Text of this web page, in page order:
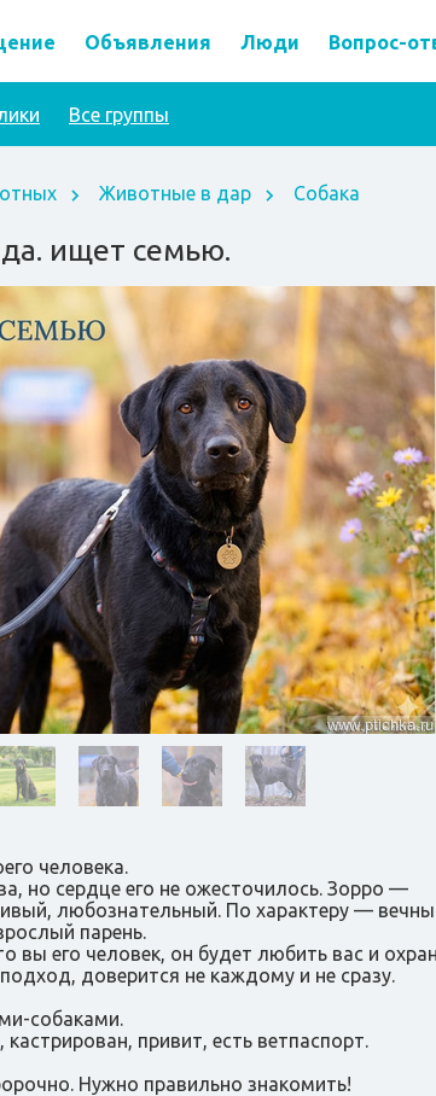
Объявления Люди Вопрос-
Все группы
Животные в дар Собака
ищет семью.
человека.
но сердце его не ожесточилось. Зорро —
любознательный. По характеру —
парень.
вы его человек, он будет любить вас и
доверится не каждому и не сразу.
собаками.
кастрирован, привит, есть ветпаспорт.
Нужно правильно знакомить!